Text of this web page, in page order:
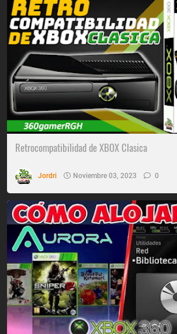
Retrocompatibilidad de XBOX Clasica
Jordri Noviembre 03, 2023 0